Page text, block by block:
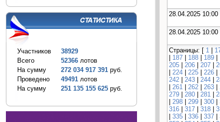
Участников
38929
Всего
52366 лотов
На сумму
272 034 917 391 руб.
Проведено
49491 лотов
На сумму
251 135 155 625 руб.
28.04.2025 10:00
28.04.2025 10:00
Страницы: [ 1 |
| 187 | 188 | 189 |
205 | 206 | 207 |
| 224 | 225 | 226 |
242 | 243 | 244 |
| 261 | 262 | 263 |
279 | 280 | 281 |
| 298 | 299 | 300 |
316 | 317 | 318 |
| 335 | 336 | 337 |